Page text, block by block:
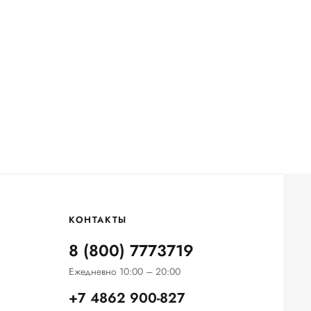
КОНТАКТЫ
8 (800) 7773719
Ежедневно 10:00 – 20:00
+7 4862 900-827